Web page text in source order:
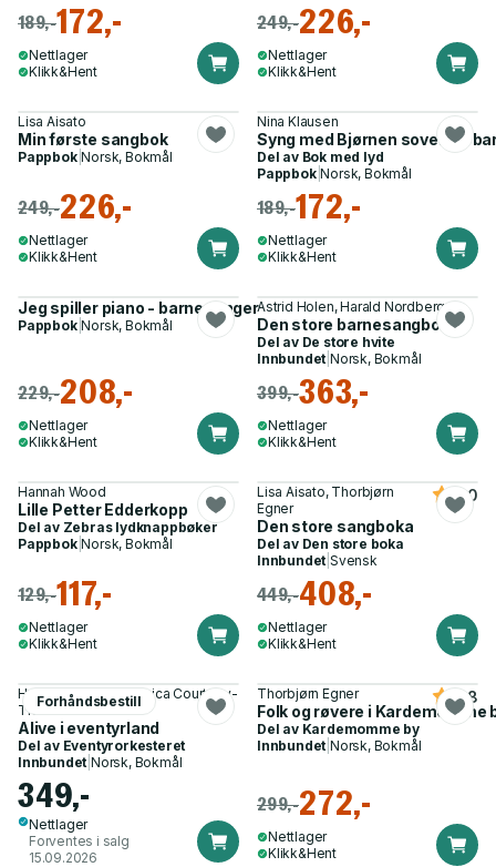
189,-172,-
Nettlager
Klikk&Hent
249,-226,-
Nettlager
Klikk&Hent
Lisa Aisato
Min første sangbok
Pappbok|Norsk, Bokmål
249,-226,-
Nettlager
Klikk&Hent
Nina Klausen
Syng med Bjørnen sover - 6
Del av Bok med lyd
Pappbok|Norsk, Bokmål
189,-172,-
Nettlager
Klikk&Hent
Jeg spiller piano - barnesanger
Pappbok|Norsk, Bokmål
229,-208,-
Nettlager
Klikk&Hent
Astrid Holen, Harald Nordberg
Den store barnesangboka
Del av De store hvite
Innbundet |Norsk, Bokmål
399,-363,-
Nettlager
Klikk&Hent
Hannah Wood
Lille Petter Edderkopp
Del av Zebras lydknappbøker
Pappbok|Norsk, Bokmål
129,-117,-
Nettlager
Klikk&Hent
Lisa Aisato, Thorbjørn
Egner
Den store sangboka
4.0
Del av Den store boka
Innbundet |Svensk
449,-408,-
Nettlager
Klikk&Hent
Forhåndsbestill
Helen Mortimer, Jessica Courtney-
Tickle
Alive i eventyrland
Del av Eventyrorkesteret
Innbundet |Norsk, Bokmål
349,-
Nettlager
Forventes i salg
15.09.2026
Thorbjørn Egner
Folk og røvere i Kardemomme
4.8
Del av Kardemomme by
Innbundet |Norsk, Bokmål
299,-272,-
Nettlager
Klikk&Hent